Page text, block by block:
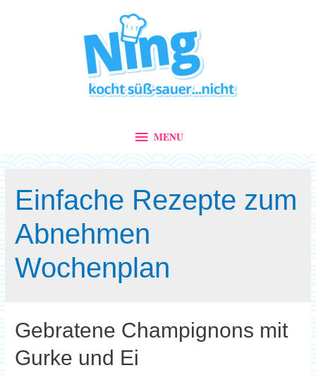
MENU
MENU
Einfache Rezepte zum
Abnehmen
Wochenplan
Gebratene Champignons mit
Gurke und Ei